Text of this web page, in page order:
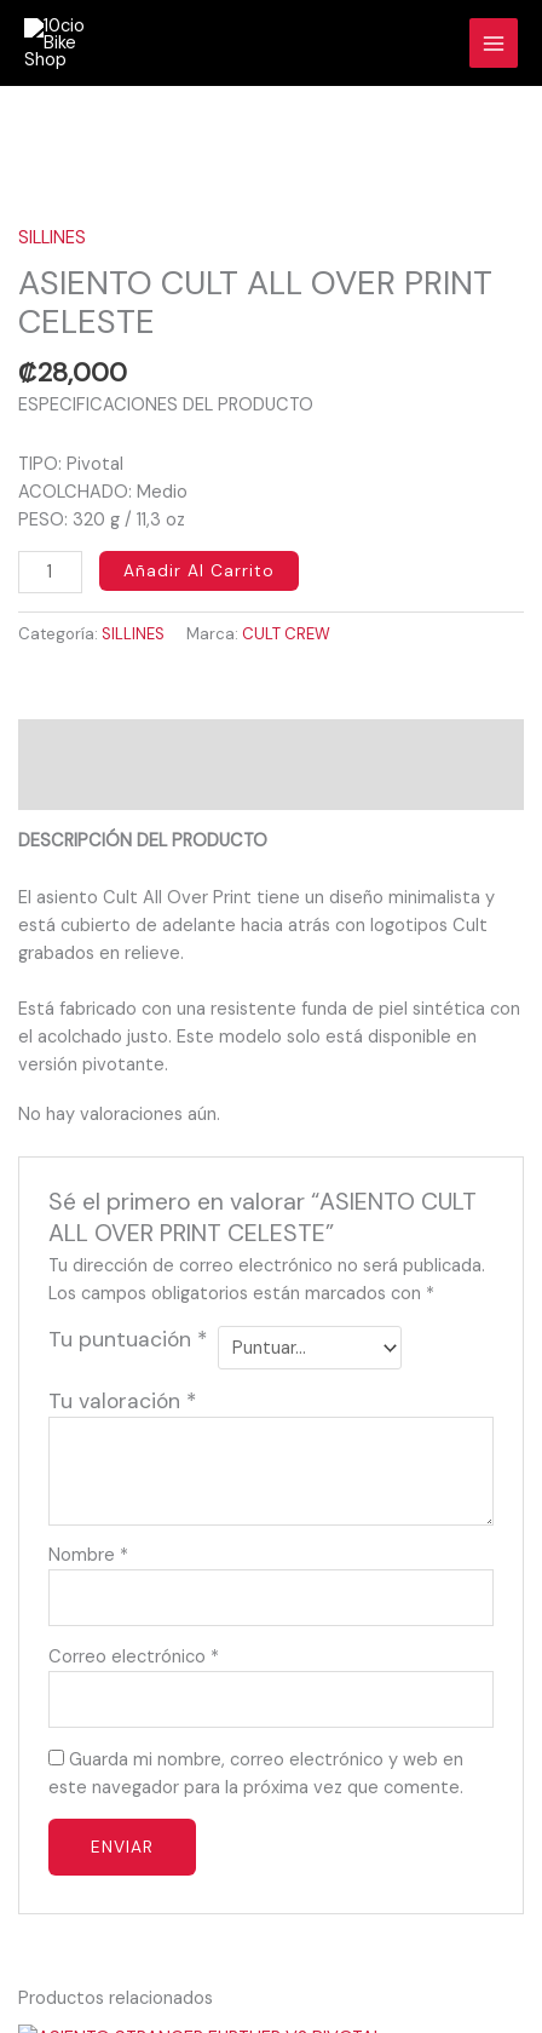
contenido
SILLINES
ASIENTO CULT ALL OVER PRINT
CELESTE
₡28,000
ESPECIFICACIONES DEL PRODUCTO
TIPO: Pivotal
ACOLCHADO: Medio
PESO: 320 g / 11,3 oz
ALL
PRINT
CELESTE
Añadir Al Carrito
Categoría: SILLINES Marca: CULT CREW
DESCRIPCIÓN DEL PRODUCTO
El asiento Cult All Over Print tiene un diseño minimalista y
está cubierto de adelante hacia atrás con logotipos Cult
grabados en relieve.
Está fabricado con una resistente funda de piel sintética con
el acolchado justo. Este modelo solo está disponible en
versión pivotante.
No hay valoraciones aún.
Sé el primero en valorar “ASIENTO CULT
ALL OVER PRINT CELESTE”
Tu dirección de correo electrónico no será publicada.
Los campos obligatorios están marcados con *
Tu puntuación *
Tu valoración *
Nombre *
Correo electrónico *
Guarda mi nombre, correo electrónico y web en
este navegador para la próxima vez que comente.
Productos relacionados